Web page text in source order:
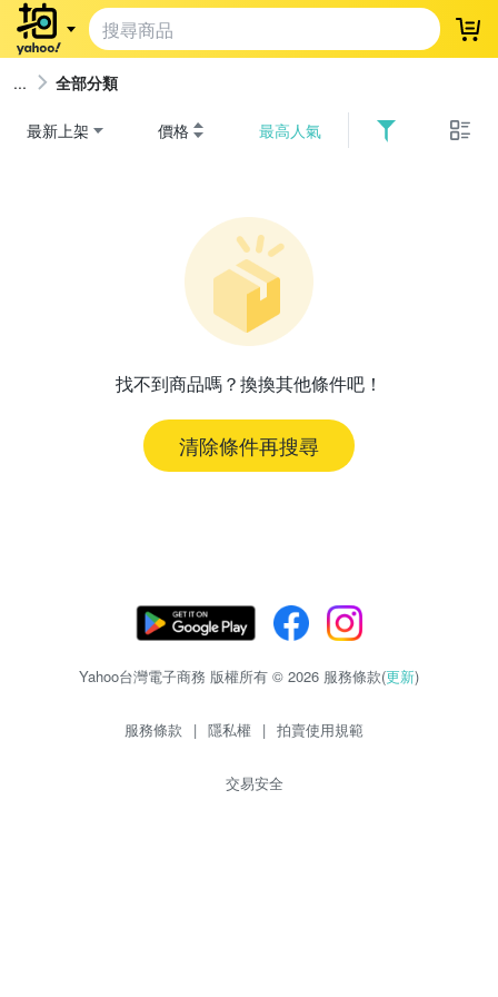
登
全部分類
最新上架 價格 最高人氣
找不到商品嗎？換換其他條件吧！
清除條件再搜尋
Yahoo台灣電子商務 版權所有 © 2026 服務條款(更新)
服務條款 | 隱私權 | 拍賣使用規範
交易安全